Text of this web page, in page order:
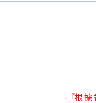
-『根 據